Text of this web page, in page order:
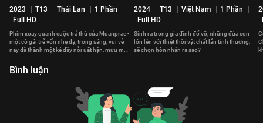
2023 T13 Thái Lan
1 Phần
Full HD
Phim xoay quanh cuộc trả thù của Muanprae -
một cô gái trẻ vốn nhẹ dạ, trong sáng, vui vẻ
nay đã thành một kẻ đầy nỗi uất hận, mưu mô
2024 T13 Việt Nam
1 Phần
Full HD
Sinh ra trong gia đình đổ vỡ, những đứa con
lớn lên với thiệt thòi vật chất lẫn tình thương,
sẽ chọn hôn nhân ra sao?
Bình luận